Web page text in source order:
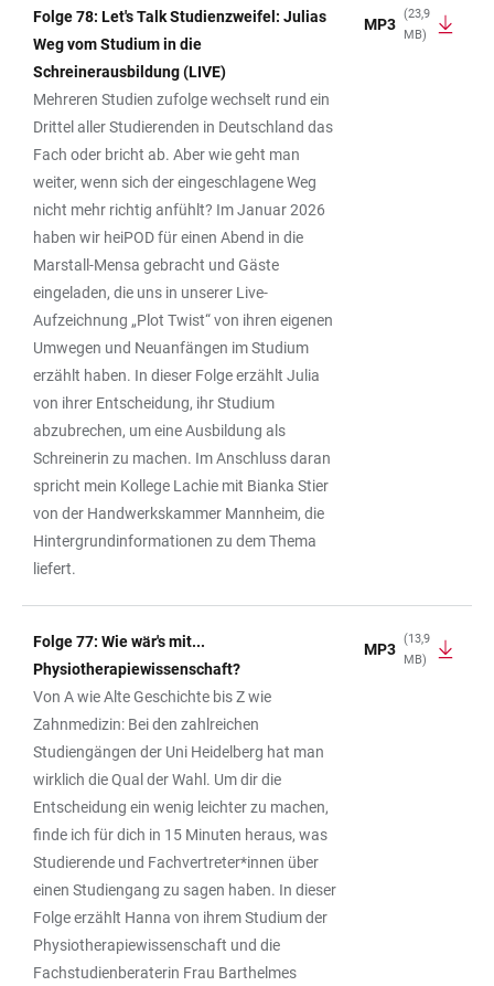
Folge 78: Let's Talk Studienzweifel: Julias
Weg vom Studium in die
Schreinerausbildung (LIVE)
Mehreren Studien zufolge wechselt rund ein
Drittel aller Studierenden in Deutschland das
Fach oder bricht ab. Aber wie geht man
weiter, wenn sich der eingeschlagene Weg
nicht mehr richtig anfühlt? Im Januar 2026
haben wir heiPOD für einen Abend in die
Marstall-Mensa gebracht und Gäste
eingeladen, die uns in unserer Live-
Aufzeichnung „Plot Twist“ von ihren eigenen
Umwegen und Neuanfängen im Studium
erzählt haben. In dieser Folge erzählt Julia
von ihrer Entscheidung, ihr Studium
abzubrechen, um eine Ausbildung als
Schreinerin zu machen. Im Anschluss daran
spricht mein Kollege Lachie mit Bianka Stier
von der Handwerkskammer Mannheim, die
Hintergrundinformationen zu dem Thema
liefert.
MP3
(23,9
MB)
Folge 77: Wie wär's mit...
Physiotherapiewissenschaft?
Von A wie Alte Geschichte bis Z wie
Zahnmedizin: Bei den zahlreichen
Studiengängen der Uni Heidelberg hat man
wirklich die Qual der Wahl. Um dir die
Entscheidung ein wenig leichter zu machen,
finde ich für dich in 15 Minuten heraus, was
Studierende und Fachvertreter*innen über
einen Studiengang zu sagen haben. In dieser
Folge erzählt Hanna von ihrem Studium der
Physiotherapiewissenschaft und die
Fachstudienberaterin Frau Barthelmes
MP3
(13,9
MB)